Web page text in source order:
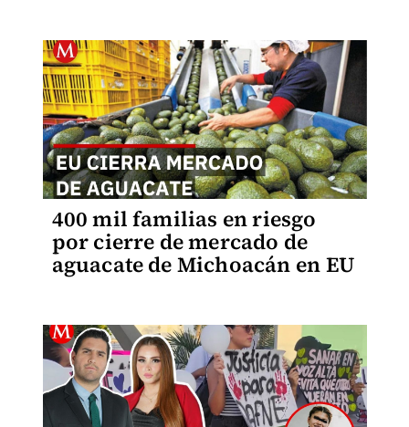
400 mil familias en riesgo
por cierre de mercado de
aguacate de Michoacán en EU